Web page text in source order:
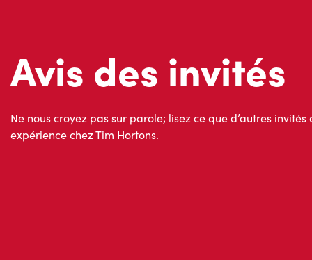
Avis des invités